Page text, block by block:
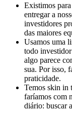
Existimos
entregar a
investidores
das maiores
Usamos uma
todo investidor
algo parece
sua. Por isso,
praticidade.
Temos skin in
faríamos com
diário: buscar